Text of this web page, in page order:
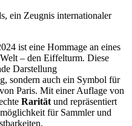
ein Zeugnis internationaler
ist eine Hommage an eines
– den Eiffelturm. Diese
Darstellung
sondern auch ein Symbol für
Paris. Mit einer Auflage von
Rarität und repräsentiert
für Sammler und